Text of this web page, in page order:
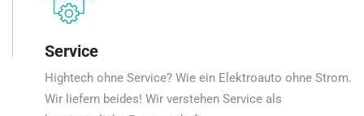
Service
Hightech ohne Service? Wie ein Elektroauto ohne Strom.
Wir liefern beides! Wir verstehen Service als